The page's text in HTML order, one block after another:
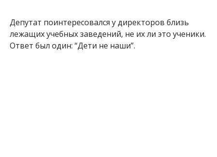
Депутат поинтересовался у директоров близь
лежащих учебных заведений, не их ли это ученики.
Ответ был один: “Дети не наши”.